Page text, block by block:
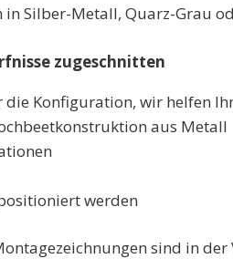
Silber-Metall, Quarz-Grau
zugeschnitten
Konfiguration, wir helfen
aus Metall
werden
sind in